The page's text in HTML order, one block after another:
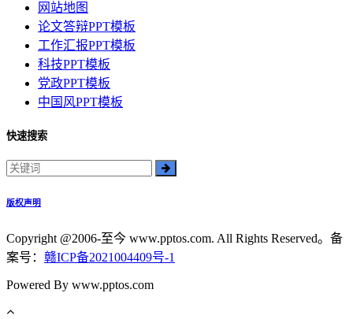
网站地图
论文答辩PPT模板
工作汇报PPT模板
科技PPT模板
党政PPT模板
中国风PPT模板
快速搜索
版权声明
Copyright @2006-至今 www.pptos.com. All Rights Reserved。备
案号： 赣ICP备2021004409号-1
Powered By www.pptos.com